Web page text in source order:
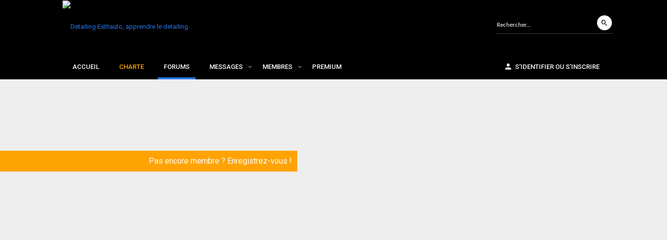
ACCUEIL CHARTE FORUMS MESSAGES MEMBRES PREMIUM S'IDENTIFIER OU S'INSCRIRE
Pas encore membre ? Enregistrez-vous !